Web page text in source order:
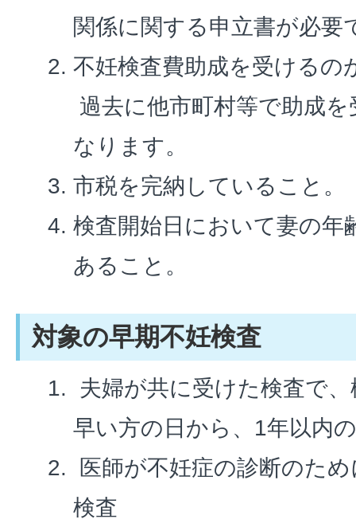
関係に関する申立書が必要
不妊検査費助成を受けるの
過去に他市町村等で助成
なります。
市税を完納していること。
検査開始日において妻の年
あること。
対象の早期不妊検査
夫婦が共に受けた検査で
早い方の日から、1年以内
医師が不妊症の診断のた
検査